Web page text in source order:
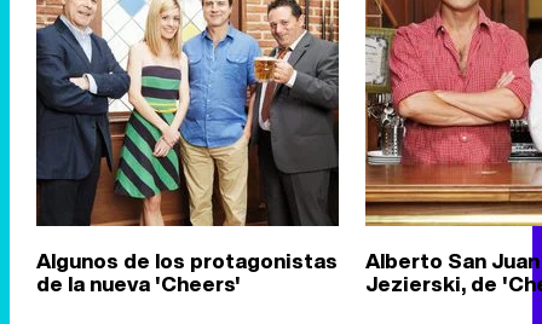
Algunos de los protagonistas
de la nueva 'Cheers'
Alberto San
Jezierski, de